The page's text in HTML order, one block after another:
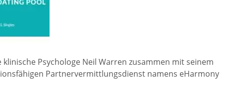
Psychologe Neil Warren zusammen mit seinem
Partnervermittlungsdienst namens eHarmony